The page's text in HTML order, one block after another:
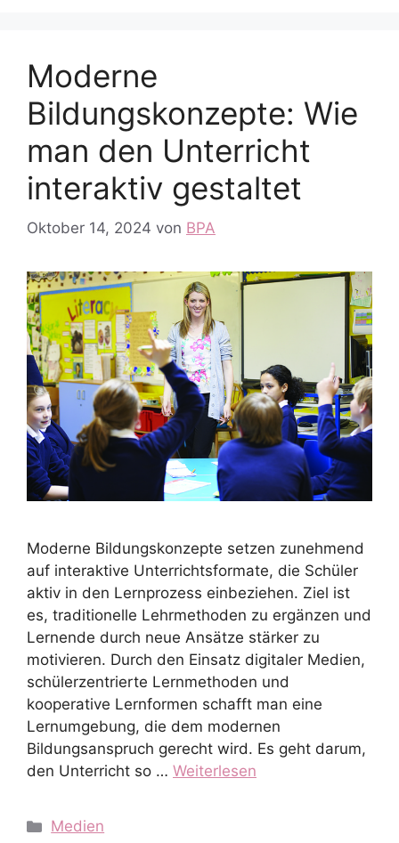
Moderne
Bildungskonzepte: Wie
man den Unterricht
interaktiv gestaltet
Oktober 14, 2024 von BPA
Moderne Bildungskonzepte setzen zunehmend
auf interaktive Unterrichtsformate, die Schüler
aktiv in den Lernprozess einbeziehen. Ziel ist
es, traditionelle Lehrmethoden zu ergänzen und
Lernende durch neue Ansätze stärker zu
motivieren. Durch den Einsatz digitaler Medien,
schülerzentrierte Lernmethoden und
kooperative Lernformen schafft man eine
Lernumgebung, die dem modernen
Bildungsanspruch gerecht wird. Es geht darum,
den Unterricht so … Weiterlesen
Kategorien
Medien